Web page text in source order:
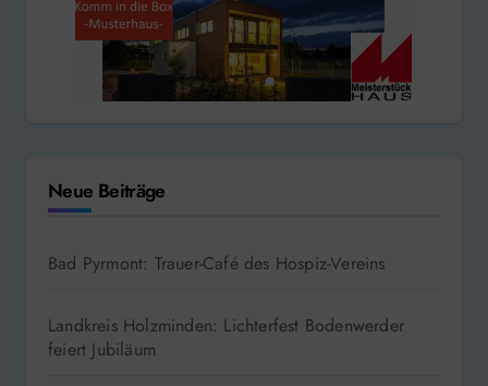
Neue Beiträge
Bad Pyrmont: Trauer-Café des Hospiz-Vereins
Landkreis Holzminden: Lichterfest Bodenwerder
feiert Jubiläum